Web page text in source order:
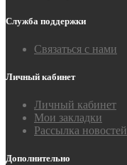
Служба поддержки
Связаться с нами
Личный кабинет
Личный кабинет
Мои закладки
Рассылка новостей
Дополнительно